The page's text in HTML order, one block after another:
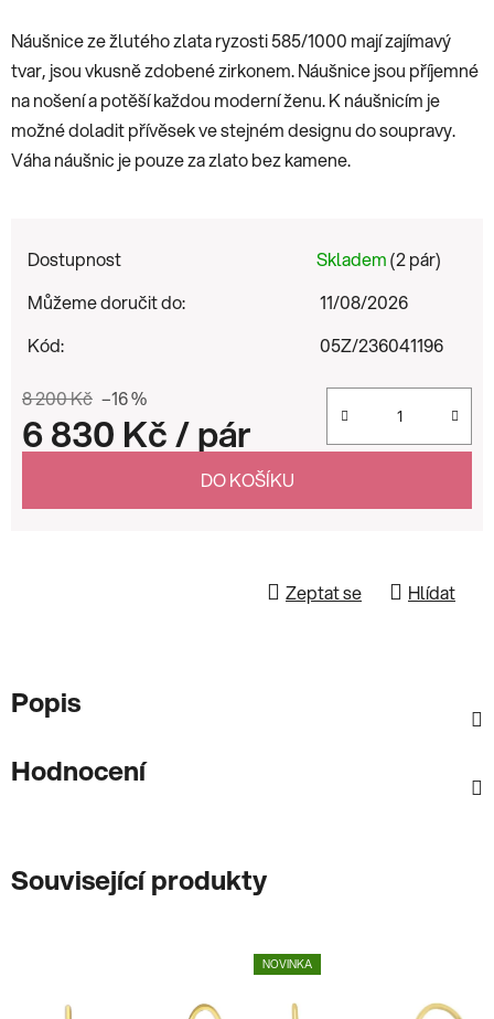
Náušnice ze žlutého zlata ryzosti 585/1000 mají zajímavý
tvar, jsou vkusně zdobené zirkonem. Náušnice jsou příjemné
na nošení a potěší každou moderní ženu. K náušnicím je
možné doladit přívěsek ve stejném designu do soupravy.
Váha náušnic je pouze za zlato bez kamene.
Dostupnost Skladem(2 pár)
Můžeme doručit do:
11/08/2026
Kód:
05Z/236041196
8 200 Kč –16 %
6 830 Kč/ pár
DO KOŠÍKU
Zeptat se Hlídat
Popis
Hodnocení
Související produkty
NOVINKA